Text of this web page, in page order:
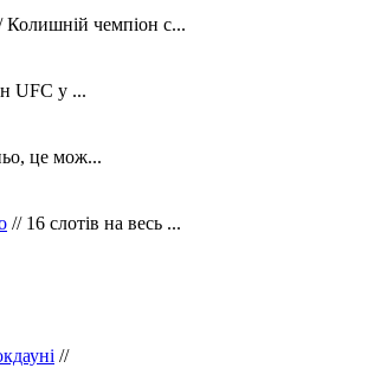
Колишній чемпіон с...
UFC у ...
це мож...
// 16 слотів на весь ...
//